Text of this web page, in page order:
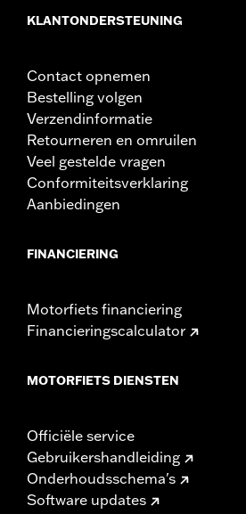
KLANTONDERSTEUNING
Contact opnemen
Bestelling volgen
Verzendinformatie
Retourneren en omruilen
Veel gestelde vragen
Conformiteitsverklaring
Aanbiedingen
FINANCIERING
Motorfiets financiering
Financieringscalculator
MOTORFIETS DIENSTEN
Officiële service
Gebruikershandleiding
Onderhoudsschema's
Software updates